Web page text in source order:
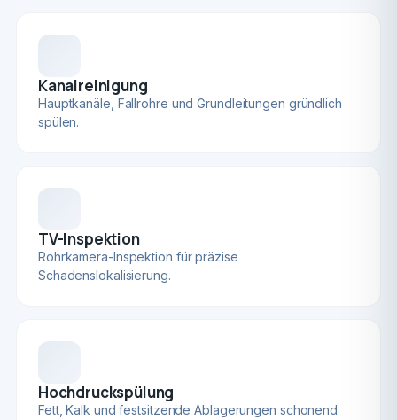
Kanalreinigung
Hauptkanäle, Fallrohre und Grundleitungen gründlich
spülen.
TV-Inspektion
Rohrkamera-Inspektion für präzise
Schadenslokalisierung.
Hochdruckspülung
Fett, Kalk und festsitzende Ablagerungen schonend